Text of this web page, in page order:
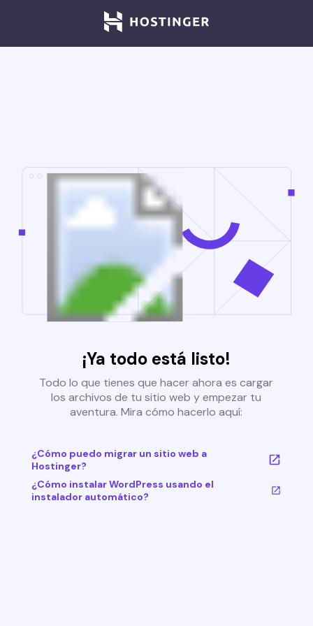
¡Ya todo está listo!
Todo lo que tienes que hacer ahora es cargar
los archivos de tu sitio web y empezar tu
aventura. Mira cómo hacerlo aquí:
¿Cómo puedo migrar un sitio web a
Hostinger?
¿Cómo instalar WordPress usando el
instalador automático?